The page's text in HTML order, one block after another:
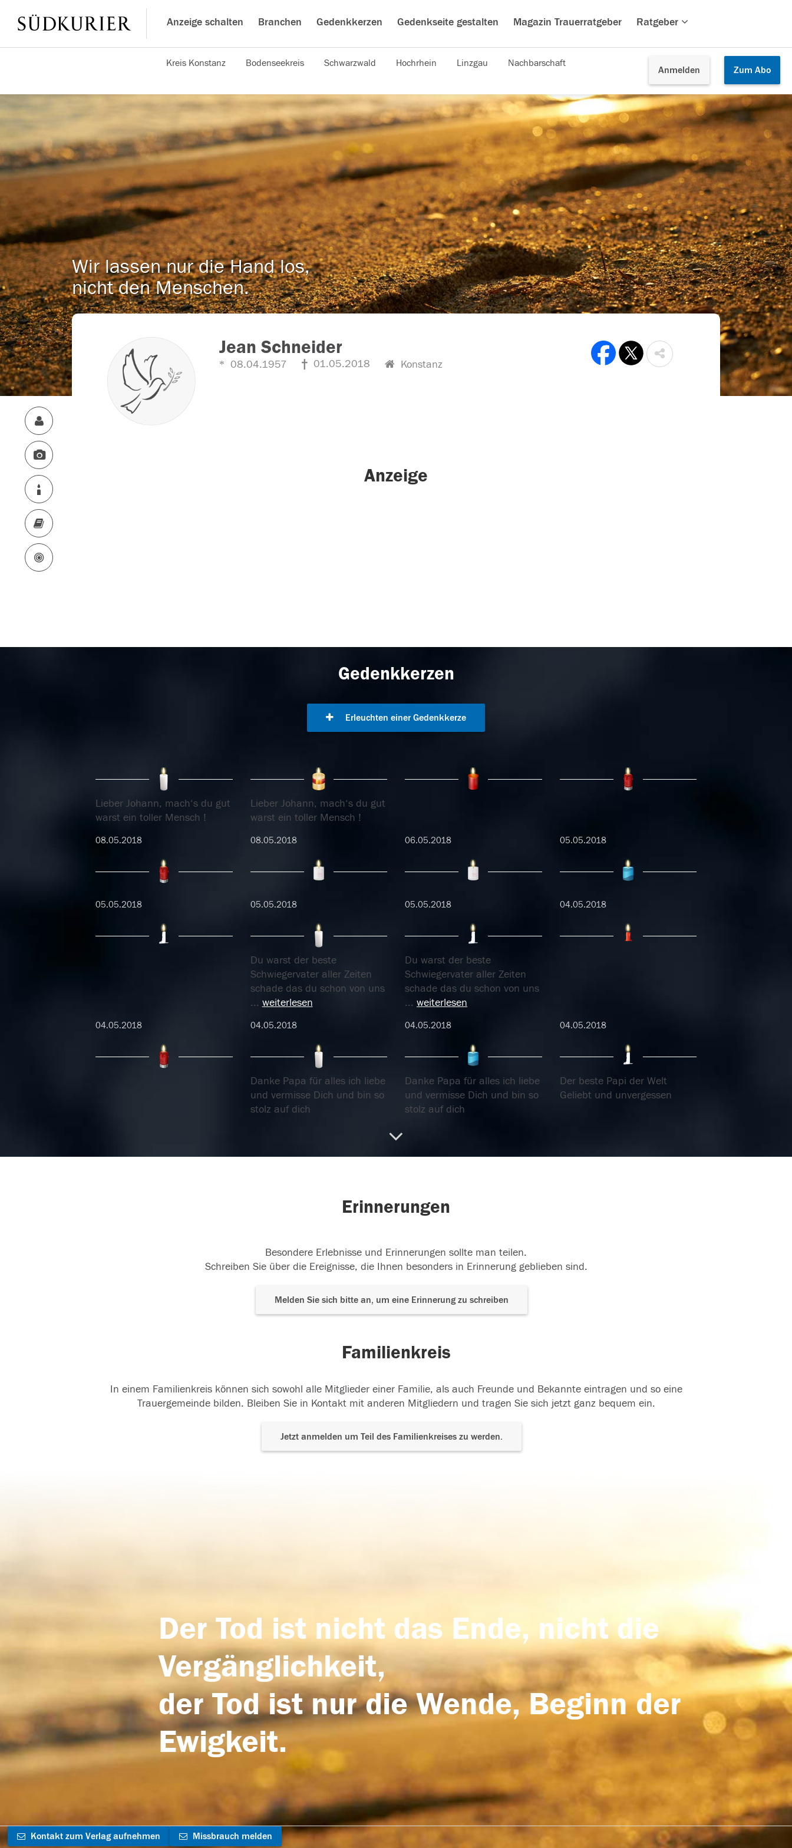
Anzeige schalten Branchen Gedenkkerzen Gedenkseite gestalten Magazin Trauerratgeber Ratgeber
Anmelden Zum Abo
Kreis Konstanz Bodenseekreis Schwarzwald Hochrhein Linzgau Nachbarschaft
Wir lassen nur die Hand los,
nicht den Menschen.
Jean Schneider
08.04.1957 01.05.2018 Konstanz
Anzeige
Gedenkkerzen
Erleuchten einer Gedenkkerze
Lieber Johann, mach‘s du gut
warst ein toller Mensch !
08.05.2018
Lieber Johann, mach‘s du gut
warst ein toller Mensch !
08.05.2018 06.05.2018 05.05.2018
05.05.2018 05.05.2018 05.05.2018 04.05.2018
04.05.2018
Du warst der beste
Schwiegervater aller Zeiten
schade das du schon von uns
... weiterlesen
04.05.2018
Du warst der beste
Schwiegervater aller Zeiten
schade das du schon von uns
... weiterlesen
04.05.2018 04.05.2018
Danke Papa für alles ich liebe
und vermisse Dich und bin so
stolz auf dich
Danke Papa für alles ich liebe
und vermisse Dich und bin so
stolz auf dich
Der beste Papi der Welt
Geliebt und unvergessen
Erinnerungen
Besondere Erlebnisse und Erinnerungen sollte man teilen.
Schreiben Sie über die Ereignisse, die Ihnen besonders in Erinnerung geblieben sind.
Melden Sie sich bitte an, um eine Erinnerung zu schreiben
Familienkreis
In einem Familienkreis können sich sowohl alle Mitglieder einer Familie, als auch Freunde und Bekannte eintragen und so eine
Trauergemeinde bilden. Bleiben Sie in Kontakt mit anderen Mitgliedern und tragen Sie sich jetzt ganz bequem ein.
Jetzt anmelden um Teil des Familienkreises zu werden.
Der Tod ist nicht das Ende, nicht die
Vergänglichkeit,
der Tod ist nur die Wende, Beginn der
Ewigkeit.
Kontakt zum Verlag aufnehmen Missbrauch melden